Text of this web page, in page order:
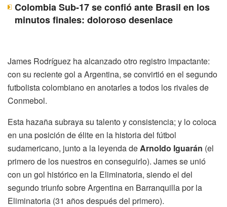
Colombia Sub-17 se confió ante Brasil en los
minutos finales: doloroso desenlace
James Rodríguez ha alcanzado otro registro impactante:
con su reciente gol a Argentina, se convirtió en el segundo
futbolista colombiano en anotarles a todos los rivales de
Conmebol.
Esta hazaña subraya su talento y consistencia; y lo coloca
en una posición de élite en la historia del fútbol
sudamericano, junto a la leyenda deArnoldo Iguarán (el
primero de los nuestros en conseguirlo). James se unió
con un gol histórico en la Eliminatoria, siendo el del
segundo triunfo sobre Argentina en Barranquilla por la
Eliminatoria (31 años después del primero).